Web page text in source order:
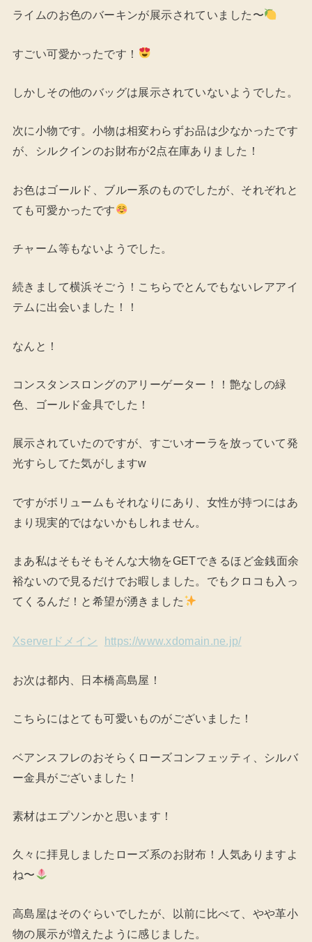
ライムのお色のバーキンが展示されていました〜
すごい可愛かったです！
しかしその他のバッグは展示されていないようでした。
次に小物です。小物は相変わらずお品は少なかったです
が、シルクインのお財布が2点在庫ありました！
お色はゴールド、ブルー系のものでしたが、それぞれと
ても可愛かったです
チャーム等もないようでした。
続きまして横浜そごう！こちらでとんでもないレアアイ
テムに出会いました！！
なんと！
コンスタンスロングのアリーゲーター！！艶なしの緑
色、ゴールド金具でした！
展示されていたのですが、すごいオーラを放っていて発
光すらしてた気がしますw
ですがボリュームもそれなりにあり、女性が持つにはあ
まり現実的ではないかもしれません。
まあ私はそもそもそんな大物をGETできるほど金銭面余
裕ないので見るだけでお暇しました。でもクロコも入っ
てくるんだ！と希望が湧きました
Xserverドメイン https://www.xdomain.ne.jp/
お次は都内、日本橋高島屋！
こちらにはとても可愛いものがございました！
ベアンスフレのおそらくローズコンフェッティ、シルバ
ー金具がございました！
素材はエプソンかと思います！
久々に拝見しましたローズ系のお財布！人気ありますよ
ね〜
高島屋はそのぐらいでしたが、以前に比べて、やや革小
物の展示が増えたように感じました。